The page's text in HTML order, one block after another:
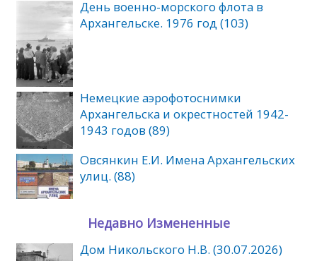
День военно-морского флота в
Архангельске. 1976 год (103)
Немецкие аэрофотоснимки
Архангельска и окрестностей 1942-
1943 годов (89)
Овсянкин Е.И. Имена Архангельских
улиц. (88)
Недавно Измененные
Дом Никольского Н.В. (30.07.2026)